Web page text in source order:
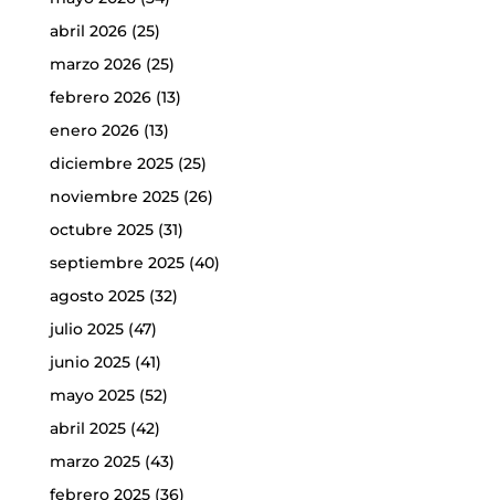
abril 2026(25)
marzo 2026(25)
febrero 2026(13)
enero 2026(13)
diciembre 2025(25)
noviembre 2025(26)
octubre 2025(31)
septiembre 2025(40)
agosto 2025(32)
julio 2025(47)
junio 2025(41)
mayo 2025(52)
abril 2025(42)
marzo 2025(43)
febrero 2025(36)